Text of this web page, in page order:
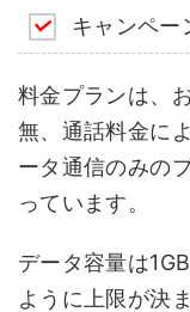
キャンペー
料金プランは、
無、通話料金に
ータ通信のみの
っています。
データ容量は
ように上限が決